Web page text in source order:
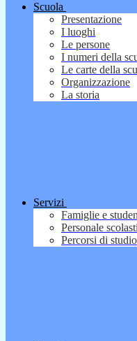
Scuola
Presentazione
I luoghi
Le persone
I numeri della
Le carte della
Organizzazione
La storia
Servizi
Famiglie e
Personale
Percorsi di studio